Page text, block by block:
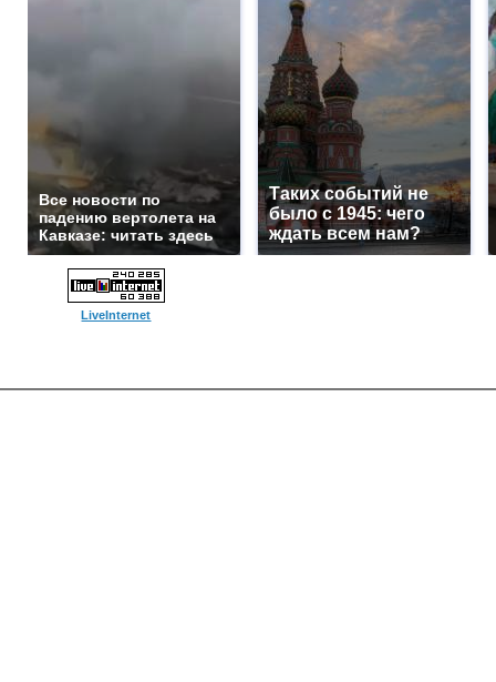
Все новости по
падению вертолета на
Кавказе: читать здесь
Таких событий не
было с 1945: чего
ждать всем нам?
LiveInternet